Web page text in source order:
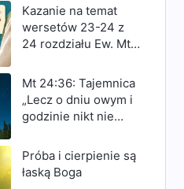
Kazanie na temat
wersetów 23-24 z
24 rozdziału Ew. Mt:
prawdziwego
Chrystusa od
fałszywych
Chrystusów
Mt 24:36: Tajemnica
„Lecz o dniu owym i
godzinie nikt nie
objawiona
Próba i cierpienie są
łaską Boga